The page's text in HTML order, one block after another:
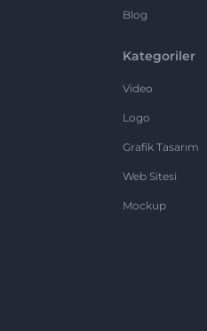
Blog
Kategoriler
Video
Logo
Grafik Tasarım
Web Sitesi
Mockup